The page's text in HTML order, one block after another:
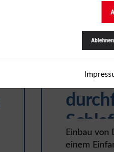
Ablehnen
Einbau von
einem